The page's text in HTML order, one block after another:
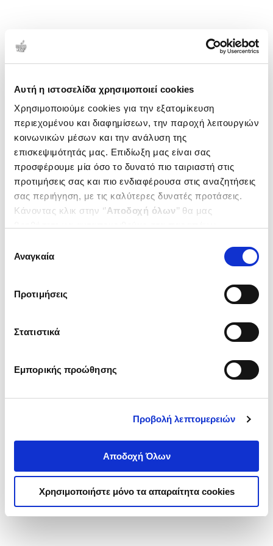
Αυτή η ιστοσελίδα χρησιμοποιεί cookies
Χρησιμοποιούμε cookies για την εξατομίκευση
περιεχομένου και διαφημίσεων, την παροχή λειτουργιών
κοινωνικών μέσων και την ανάλυση της
επισκεψιμότητάς μας. Επιδίωξη μας είναι σας
προσφέρουμε μία όσο το δυνατό πιο ταιριαστή στις
προτιμήσεις σας και πιο ενδιαφέρουσα στις αναζητήσεις
σας περιήγηση, με τις καλύτερες δυνατές προτάσεις.
Κάνοντας κλικ στην ‘’Αποδοχή όλων’’ θα μας
ενδιαφέρουν και να επιλέξετε από τα παρακάτω με την
΄΄και να ενημερωθείτε σχετικά με
συγκατάθεσης
Αναγκαία
Προτιμήσεις
Στατιστικά
Εμπορικής προώθησης
Προβολή λεπτομερειών
Αποδοχή Όλων
Χρησιμοποιήστε μόνο τα απαραίτητα cookies